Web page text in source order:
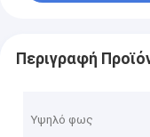
Περιγραφή
Υψηλό φως